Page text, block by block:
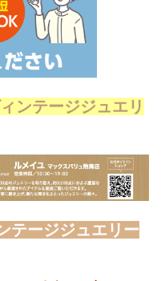
ンテージジュエリ
テージジュエリー